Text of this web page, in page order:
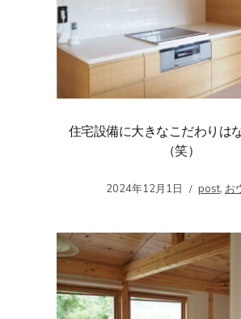
住宅設備に大きなこだわりは
（笑）
2024年12月1日 post, お